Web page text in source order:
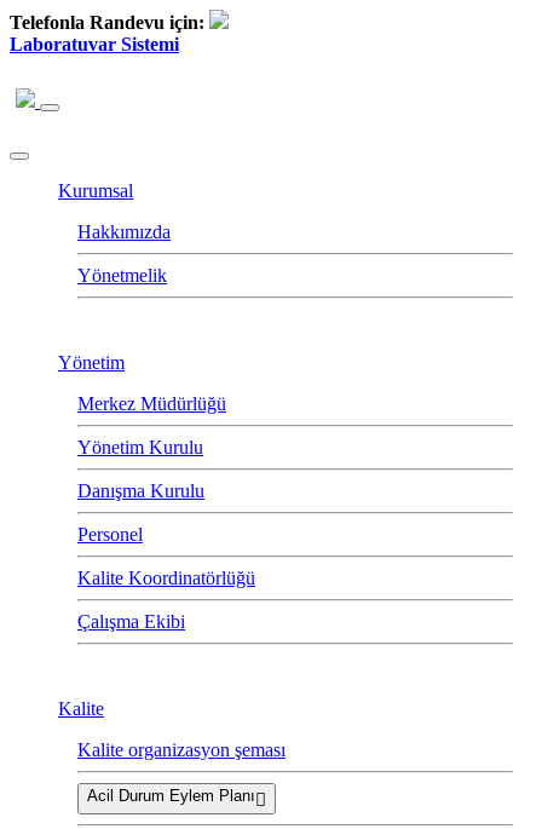
Telefonla Randevu için:
Laboratuvar Sistemi
Kurumsal
Hakkımızda
Yönetmelik
Yönetim
Merkez Müdürlüğü
Yönetim Kurulu
Danışma Kurulu
Personel
Kalite Koordinatörlüğü
Çalışma Ekibi
Kalite
Kalite organizasyon şeması
Acil Durum Eylem Planı